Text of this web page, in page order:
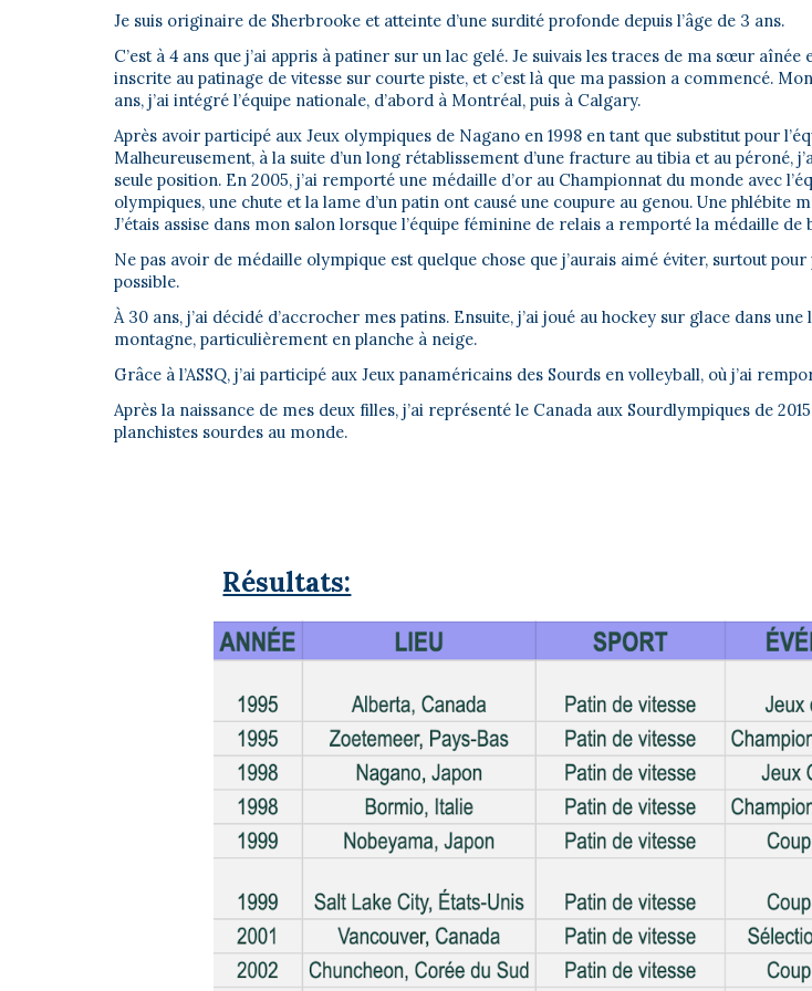
Je suis originaire de Sherbrooke et atteinte d’une surdité profonde depuis l’âge de 3 ans.
C’est à 4 ans que j’ai appris à patiner sur un lac gelé. Je suivais les traces de ma sœur
inscrite au patinage de vitesse sur courte piste, et c’est là que ma passion a commencé.
ans, j’ai intégré l’équipe nationale, d’abord à Montréal, puis à Calgary.
Après avoir participé aux Jeux olympiques de Nagano en 1998 en tant que substitut pour
Malheureusement, à la suite d’un long rétablissement d’une fracture au tibia et au péroné,
seule position. En 2005, j’ai remporté une médaille d’or au Championnat du monde avec
olympiques, une chute et la lame d’un patin ont causé une coupure au genou. Une phlébite
J’étais assise dans mon salon lorsque l’équipe féminine de relais a remporté la médaille de
Ne pas avoir de médaille olympique est quelque chose que j’aurais aimé éviter, surtout
possible.
À 30 ans, j’ai décidé d’accrocher mes patins. Ensuite, j’ai joué au hockey sur glace dans
montagne, particulièrement en planche à neige.
Grâce à l’ASSQ, j’ai participé aux Jeux panaméricains des Sourds en volleyball, où j’ai
Après la naissance de mes deux filles, j’ai représenté le Canada aux Sourdlympiques de
planchistes sourdes au monde.
Résultats: